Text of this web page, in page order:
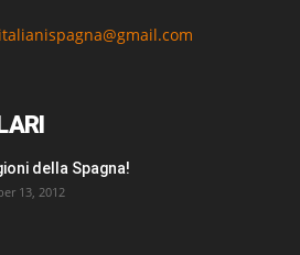
italianispagna@gmail.com
della Spagna!
13, 2012